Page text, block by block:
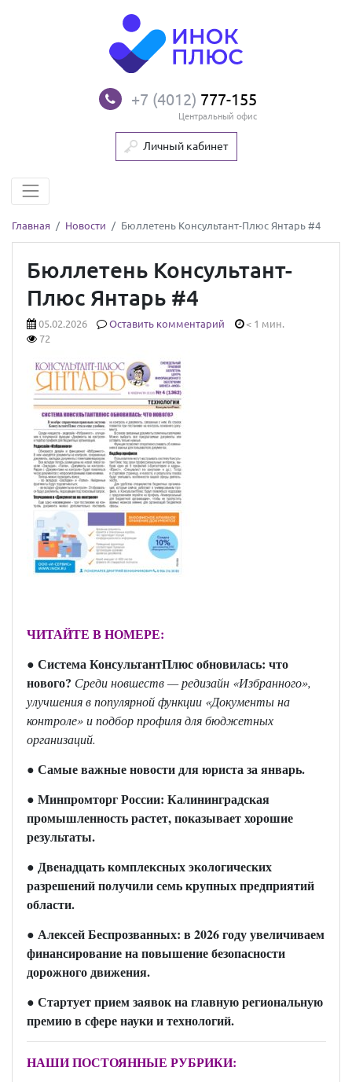
+7 (4012) 777-155
Центральный офис
Личный кабинет
Главная Новости Бюллетень Консультант-Плюс Янтарь #4
Бюллетень Консультант-
Плюс Янтарь #4
05.02.2026 Оставить комментарий
< 1 мин.
72
ЧИТАЙТЕ В НОМЕРЕ:
● Система КонсультантПлюс обновилась: что
нового? Среди новшеств — редизайн «Избранного»,
улучшения в популярной функции «Документы на
контроле» и подбор профиля для бюджетных
организаций.
● Самые важные новости для юриста за январь.
● Минпромторг России: Калининградская
промышленность растет, показывает хорошие
результаты.
● Двенадцать комплексных экологических
разрешений получили семь крупных предприятий
области.
● Алексей Беспрозванных: в 2026 году увеличиваем
финансирование на повышение безопасности
дорожного движения.
● Стартует прием заявок на главную региональную
премию в сфере науки и технологий.
НАШИ ПОСТОЯННЫЕ РУБРИКИ: